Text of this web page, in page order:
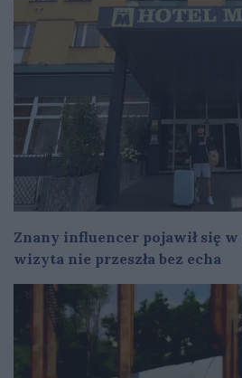
Znany influencer pojawił się
wizyta nie przeszła bez echa